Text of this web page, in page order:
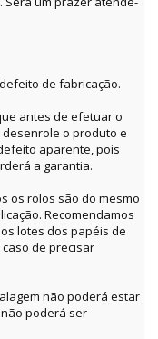
de fabricação.
antes de efetuar o
o produto e
aparente, pois
a garantia.
os rolos são do mesmo
Recomendamos
lotes dos papéis de
de precisar
não poderá estar
poderá ser